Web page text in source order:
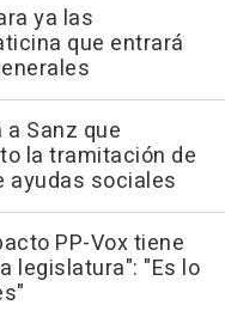
ya las
que entrará
a Sanz que
la tramitación de
ayudas sociales
PP-Vox tiene
legislatura": "Es lo